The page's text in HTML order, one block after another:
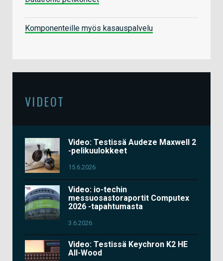
Komponenteille myös kasauspalvelu
VIDEOT
Video: Testissä Audeze Maxwell 2
-pelikuulokkeet
15.6.2026
Video: io-techin
messuosastoraportit Computex
2026 -tapahtumasta
3.6.2026
Video: Testissä Keychron K2 HE
All-Wood